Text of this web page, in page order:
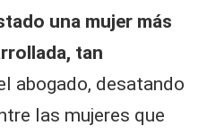
una mujer más
tan
abogado, desatando
las mujeres que